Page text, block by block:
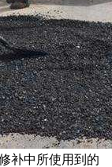
补中所使用到的